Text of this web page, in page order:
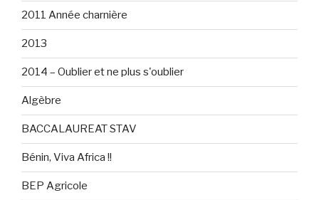
2011 Année charnière
2013
2014 – Oublier et ne plus s'oublier
Algèbre
BACCALAUREAT STAV
Bénin, Viva Africa !!
BEP Agricole